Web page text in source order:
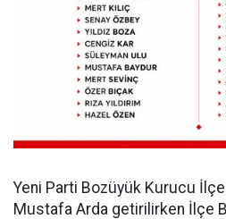
Yeni Parti Bozüyük Kurucu İlçe
Mustafa Arda getirilirken İlçe